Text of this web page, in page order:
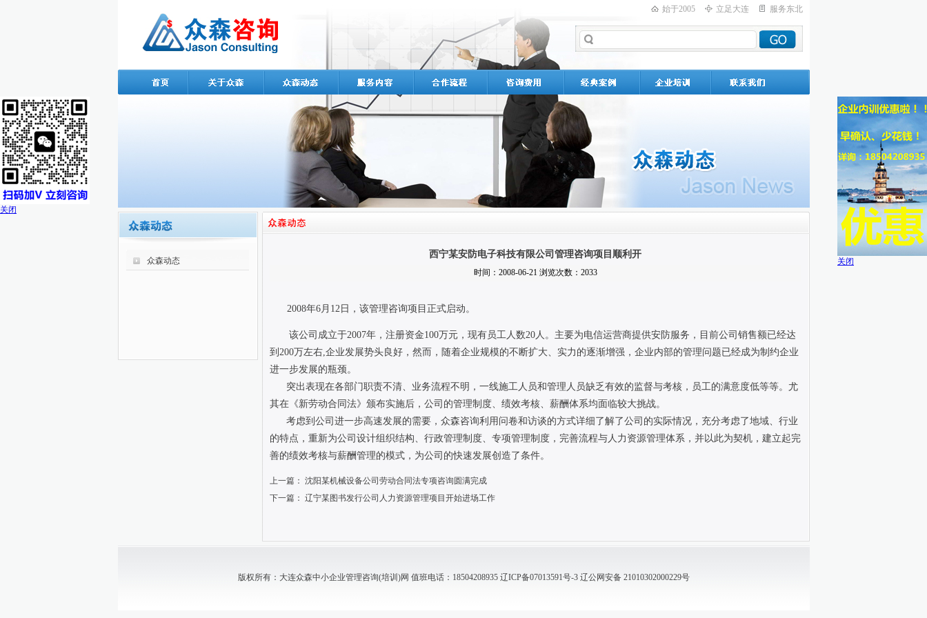
始于2005 立足大连 服务东北
众森动态
西宁某安防电子科技有限公司管理咨询项目顺利开
时间：2008-06-21 浏览次数：2033
2008年6月12日，该管理咨询项目正式启动。
该公司成立于2007年，注册资金100万元，现有员工人数20人。主要为电信运营商提供安防服务，目前公司销售额已经达
到200万左右,企业发展势头良好，然而，随着企业规模的不断扩大、实力的逐渐增强，企业内部的管理问题已经成为制约企业
进一步发展的瓶颈。
突出表现在各部门职责不清、业务流程不明，一线施工人员和管理人员缺乏有效的监督与考核，员工的满意度低等等。尤
其在《新劳动合同法》颁布实施后，公司的管理制度、绩效考核、薪酬体系均面临较大挑战。
考虑到公司进一步高速发展的需要，众森咨询利用问卷和访谈的方式详细了解了公司的实际情况，充分考虑了地域、行业
的特点，重新为公司设计组织结构、行政管理制度、专项管理制度，完善流程与人力资源管理体系，并以此为契机，建立起完
善的绩效考核与薪酬管理的模式，为公司的快速发展创造了条件。
上一篇： 沈阳某机械设备公司劳动合同法专项咨询圆满完成
下一篇： 辽宁某图书发行公司人力资源管理项目开始进场工作
版权所有：大连众森中小企业管理咨询(培训)网 值班电话：18504208935 辽ICP备07013591号-3辽公网安备 21010302000229号
关闭
关闭